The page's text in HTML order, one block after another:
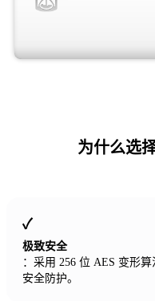
为什么选
极致安全
：采用 256 位 AES 变形
安全防护。